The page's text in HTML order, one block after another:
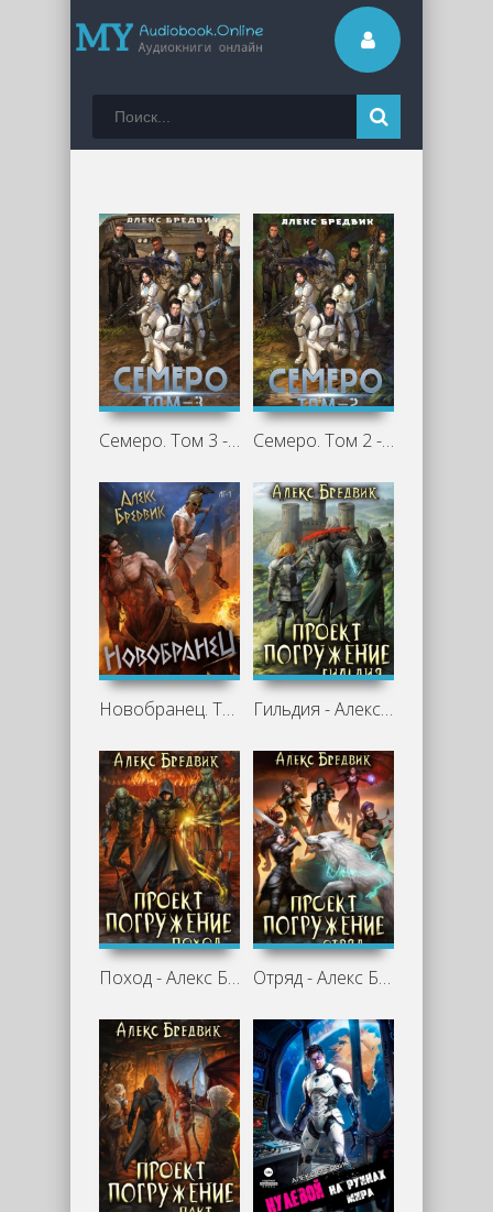
Семеро. Том 3 - Алексей Щинов a.k.a. Алекс Бредвик Семеро. Том 2 - Алексей Щинов a.k.a. Алекс Бредвик
Новобранец. Том 1 - Алекс Бредвик Гильдия - Алекс Бредвик
Поход - Алекс Бредвик Отряд - Алекс Бредвик